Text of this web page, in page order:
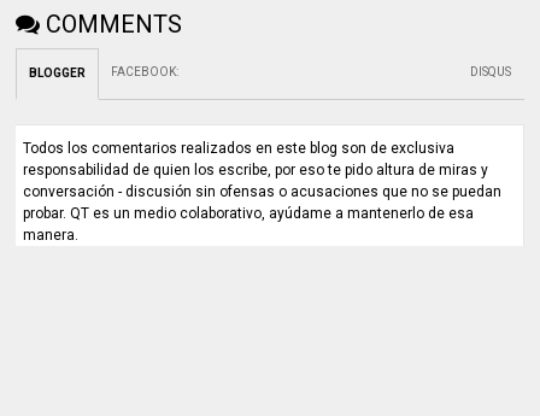
COMMENTS
BLOGGER FACEBOOK: DISQUS
Todos los comentarios realizados en este blog son de exclusiva
responsabilidad de quien los escribe, por eso te pido altura de miras y
conversación - discusión sin ofensas o acusaciones que no se puedan
probar. QT es un medio colaborativo, ayúdame a mantenerlo de esa
manera.